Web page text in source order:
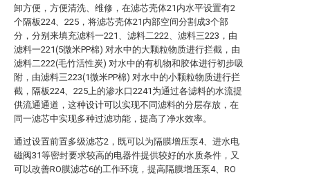
卸方便，方便清洗、维修，在滤芯壳体21内水平设置有2
个隔板224、225，将滤芯壳体21内部空间分割成3个部
分，分别来填充滤料一221、滤料二222、滤料三223，由
滤料一221(5微米PP棉) 对水中的大颗粒物质进行拦截，由
滤料二222(毛竹活性炭) 对水中的有机物和胶体进行初步吸
附，由滤料三223(1微米PP棉) 对水中的小颗粒物质进行拦
截，隔板224、225上的渗水口2241为通过各滤料的水流提
供流通通道，这种设计可以实现不同滤料的分层存放，在
同一滤芯中实现多种过滤功能，提高了净水效率。
通过设置前置多级滤芯2，既可以为隔膜增压泵4、进水电
磁阀31等密封要求较高的电器件提供较好的水质条件，又
可以改善RO膜滤芯6的工作环境，提高隔膜增压泵4、RO